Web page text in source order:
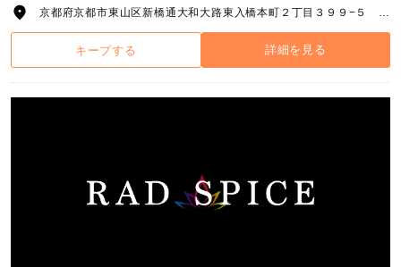
京都府京都市東山区新橋通大和大路東入橋本町２丁目３９９−５ エスパシオン祇園 5F
キープする 詳細を見る